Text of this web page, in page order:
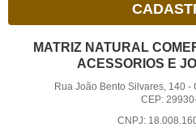
MATRIZ NATURAL
ACESSORIOS E
Rua João Bento Silvares, 140-
CEP:
CNPJ: